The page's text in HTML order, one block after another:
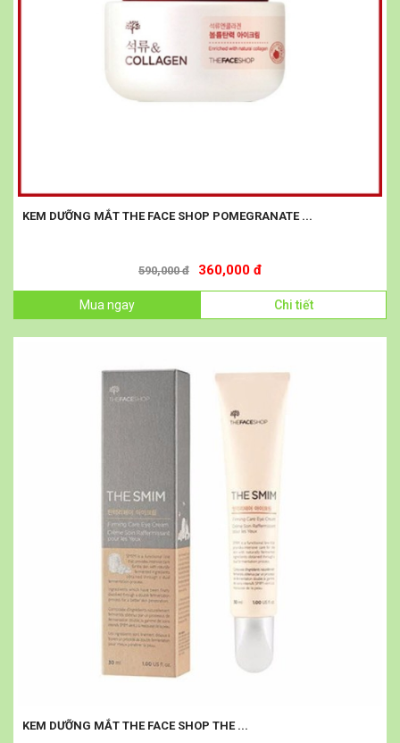
KEM DƯỠNG MẮT THE FACE SHOP POMEGRANATE ...
590,000 đ 360,000 đ
Mua ngay Chi tiết
KEM DƯỠNG MẮT THE FACE SHOP THE ...